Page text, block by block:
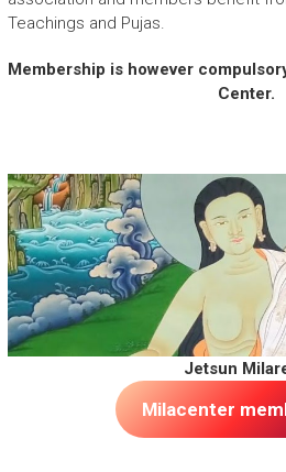
Teachings and Pujas.
Membership is however
Center.
Jetsun
Milacenter